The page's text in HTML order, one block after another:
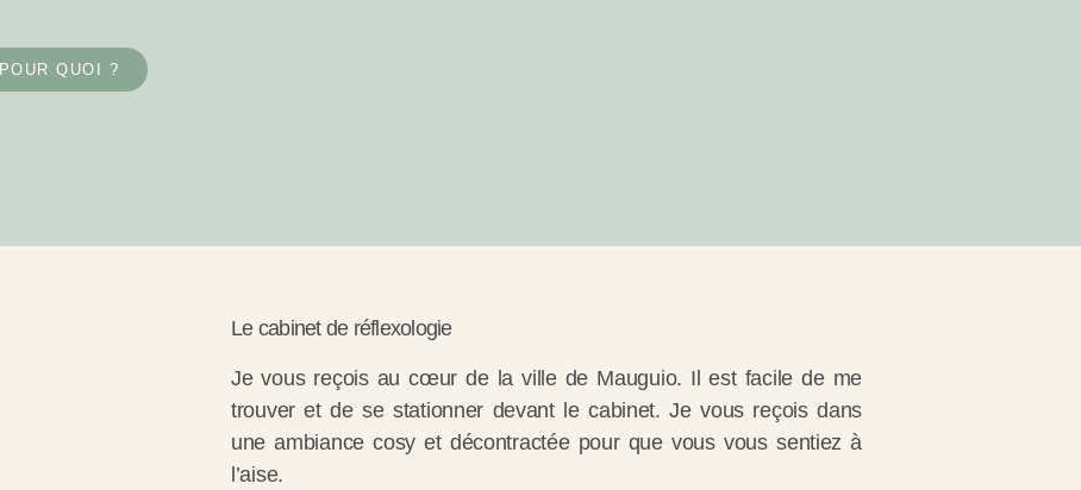
POUR QUOI ?
Le cabinet de réflexologie
Je vous reçois au cœur de la ville de Mauguio. Il est facile de me
trouver et de se stationner devant le cabinet. Je vous reçois dans
une ambiance cosy et décontractée pour que vous vous sentiez à
l’aise.